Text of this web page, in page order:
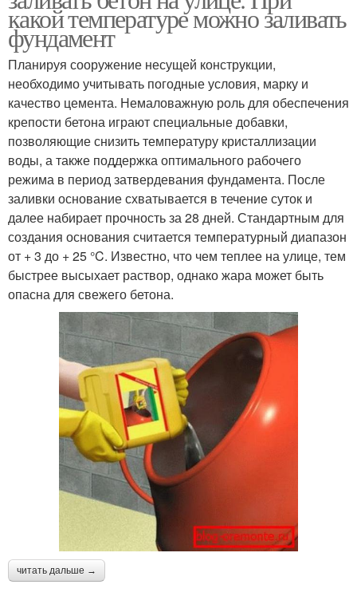
какой температуре можно заливать
фундамент
Планируя сооружение несущей конструкции,
необходимо учитывать погодные условия, марку и
качество цемента. Немаловажную роль для обеспечения
крепости бетона играют специальные добавки,
позволяющие снизить температуру кристаллизации
воды, а также поддержка оптимального рабочего
режима в период затвердевания фундамента. После
заливки основание схватывается в течение суток и
далее набирает прочность за 28 дней. Стандартным для
создания основания считается температурный диапазон
от + 3 до + 25 °C. Известно, что чем теплее на улице, тем
быстрее высыхает раствор, однако жара может быть
опасна для свежего бетона.
читать дальше →